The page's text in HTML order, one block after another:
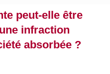
peut-elle être
infraction
absorbée ?